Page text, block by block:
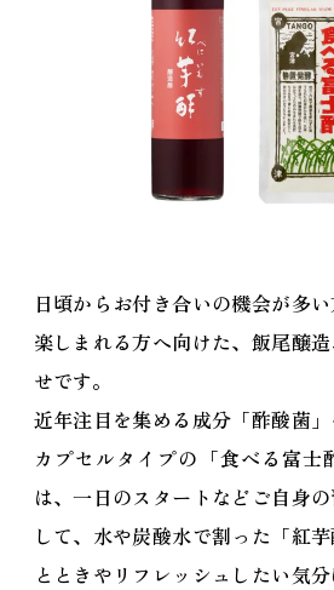
日頃からお付き合いの機会が多
楽しまれる方へ向けた、飯尾醸
せです。
近年注目を集める成分「酢酸菌
カプセルタイプの「食べる富士
は、一日のスタートなどご自身
して、水や炭酸水で割った「紅
とときやリフレッシュしたい気